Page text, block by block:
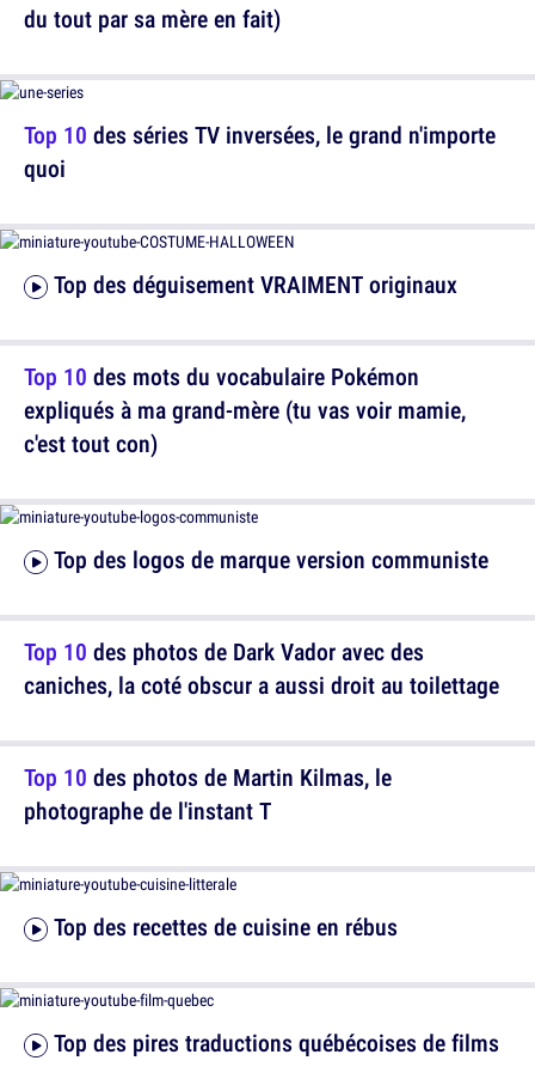
du tout par sa mère en fait)
Top des déguisement VRAIMENT originaux
Top des logos de marque version communiste
Top 10 des photos de Martin Kilmas, le
photographe de l'instant T
Top des pires traductions québécoises de films
Top 10 des séries TV inversées, le grand n'importe
quoi
Top 10 des mots du vocabulaire Pokémon
expliqués à ma grand-mère (tu vas voir mamie,
c'est tout con)
Top 10 des photos de Dark Vador avec des
caniches, la coté obscur a aussi droit au toilettage
Top des recettes de cuisine en rébus